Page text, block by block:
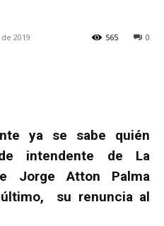
2019 0
565
ya se sabe quién
intendente de La
Jorge Atton Palma
su renuncia al